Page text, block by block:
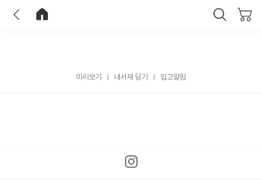
미리보기 내서재 담기 입고알림